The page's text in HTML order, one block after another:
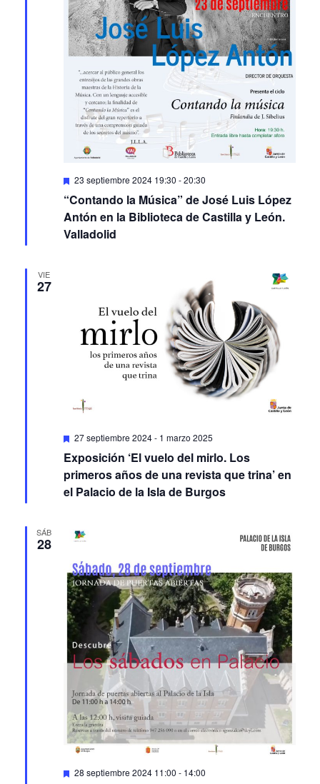
Featured
23 septiembre 2024 19:30- 20:30
“Contando la Música” de José Luis López
Antón en la Biblioteca de Castilla y León.
VIE
Featured
27 septiembre 2024-1 marzo 2025
Exposición ‘El vuelo del mirlo. Los
primeros años de una revista que trina’ en
SÁB